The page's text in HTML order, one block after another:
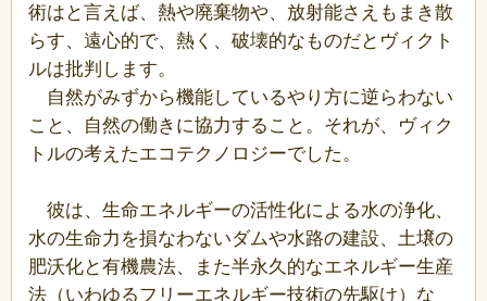
術はと言えば、熱や廃棄物や、放射能さえもまき散
らす、遠心的で、熱く、破壊的なものだとヴィクト
ルは批判します。
自然がみずから機能しているやり方に逆らわない
こと、自然の働きに協力すること。それが、ヴィク
トルの考えたエコテクノロジーでした。
彼は、生命エネルギーの活性化による水の浄化、
水の生命力を損なわないダムや水路の建設、土壌の
肥沃化と有機農法、また半永久的なエネルギー生産
法（いわゆるフリーエネルギー技術の先駆け）な